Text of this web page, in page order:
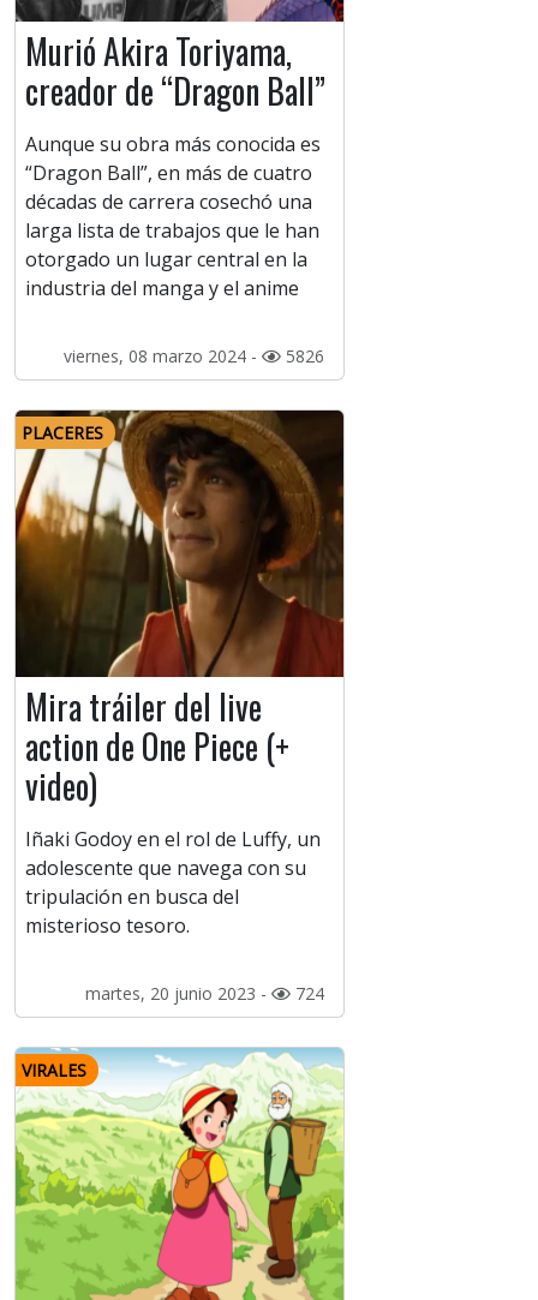
Murió Akira Toriyama,
creador de “Dragon Ball”
Aunque su obra más conocida es
“Dragon Ball”, en más de cuatro
décadas de carrera cosechó una
larga lista de trabajos que le han
otorgado un lugar central en la
industria del manga y el anime
viernes, 08 marzo 2024 - 5826
PLACERES
Mira tráiler del live
action de One Piece (+
video)
Iñaki Godoy en el rol de Luffy, un
adolescente que navega con su
tripulación en busca del
misterioso tesoro.
martes, 20 junio 2023 - 724
VIRALES